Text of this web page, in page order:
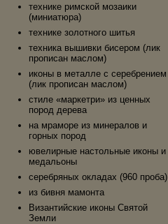
технике римской мозаики
(миниатюра)
технике золотного шитья
техника вышивки бисером (лик
прописан маслом)
иконы в металле с серебрением
(лик прописан маслом)
стиле «маркетри» из ценных
пород дерева
на мраморе из минералов и
горных пород
ювелирные настольные иконы и
медальоны
серебряных окладах (960 проба)
из бивня мамонта
Византийские иконы Святой
Земли